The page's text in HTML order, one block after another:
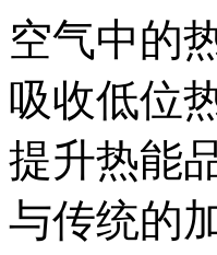
空气中的
吸收低位
提升热能
与传统的